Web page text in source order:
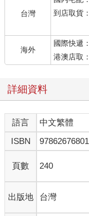
調動對方，只是一味地
委屈。這其實與兩個能
緒回應能力。
沒有人能逃開關係，因
那些搞不清關係本質的
逃離關係。
後不敢建立親密的關係
曾經嘗試把自己託付給
傷痕累累，躲進「殼」
待，總想要透過不斷地
變本加厲地向他們索取
來看，這些害怕關係的
來傷害、痛苦和束縛的
我們也總能發現，生活
對他們而言，關係是一
大的社會支持，還讓他
在關係裡，他們如魚得
的本質，也熟稔經營關
台灣
到店取貨：
海外
國際快遞
港澳店取：
詳細資料
語言 中文繁體
ISBN
頁數 240
出版地 台灣